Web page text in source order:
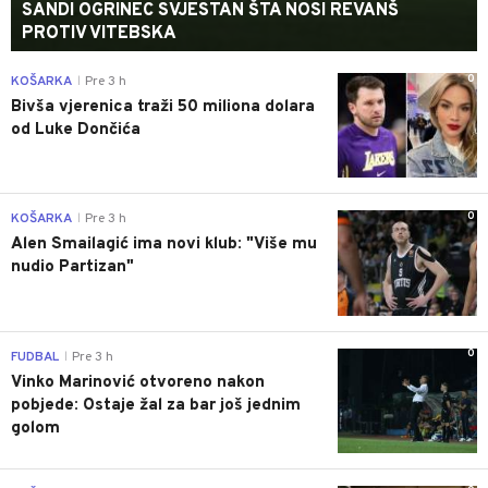
SANDI OGRINEC SVJESTAN ŠTA NOSI REVANŠ
PROTIV VITEBSKA
0
KOŠARKA Pre 3 h
Bivša vjerenica traži 50 miliona dolara
od Luke Dončića
0
KOŠARKA Pre 3 h
Alen Smailagić ima novi klub: "Više mu
nudio Partizan"
0
FUDBAL Pre 3 h
Vinko Marinović otvoreno nakon
pobjede: Ostaje žal za bar još jednim
golom